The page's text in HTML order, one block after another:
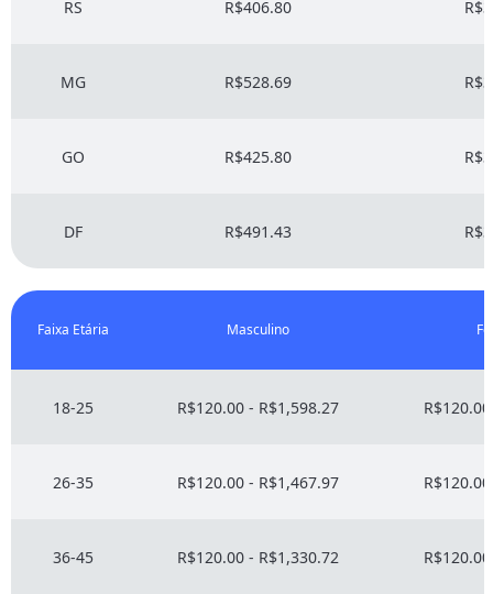
RS R$406.80
MG R$528.69
GO R$425.80
DF R$491.43
Faixa Etária Masculino
18-25 R$120.00 - R$1,598.27
26-35 R$120.00 - R$1,467.97
36-45 R$120.00 - R$1,330.72